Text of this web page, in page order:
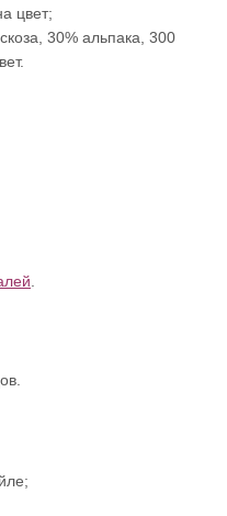
цвет;
30% альпака, 300